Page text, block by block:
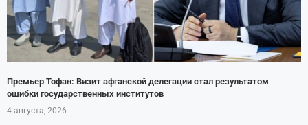
Премьер Тофан: Визит афганской делегации стал результатом
ошибки государственных институтов
4 августа, 2026